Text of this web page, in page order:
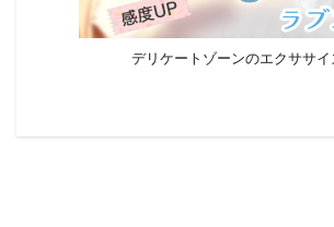
デリケートゾーンのエクササイ